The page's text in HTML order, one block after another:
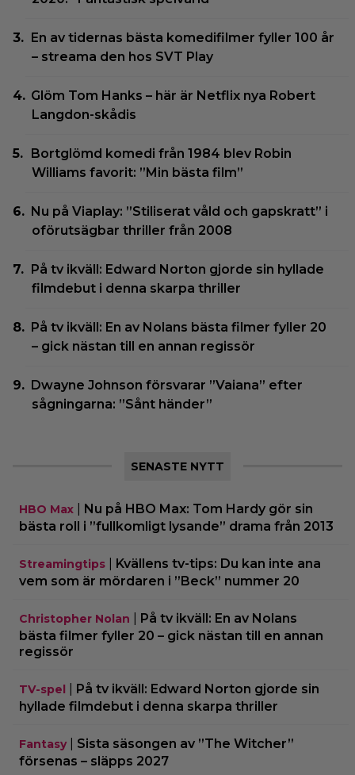
En av tidernas bästa komedifilmer fyller 100 år
– streama den hos SVT Play
Glöm Tom Hanks – här är Netflix nya Robert
Langdon-skådis
Bortglömd komedi från 1984 blev Robin
Williams favorit: ”Min bästa film”
Nu på Viaplay: ”Stiliserat våld och gapskratt” i
oförutsägbar thriller från 2008
På tv ikväll: Edward Norton gjorde sin hyllade
filmdebut i denna skarpa thriller
På tv ikväll: En av Nolans bästa filmer fyller 20
– gick nästan till en annan regissör
Dwayne Johnson försvarar ”Vaiana” efter
sågningarna: ”Sånt händer”
SENASTE NYTT
HBO Max
Nu på HBO Max: Tom Hardy gör sin
bästa roll i ”fullkomligt lysande” drama från 2013
Streamingtips
Kvällens tv-tips: Du kan inte ana
vem som är mördaren i ”Beck” nummer 20
Christopher Nolan
På tv ikväll: En av Nolans
bästa filmer fyller 20 – gick nästan till en annan
regissör
TV-spel
På tv ikväll: Edward Norton gjorde sin
hyllade filmdebut i denna skarpa thriller
Fantasy| Sista säsongen av ”The Witcher”
försenas – släpps 2027